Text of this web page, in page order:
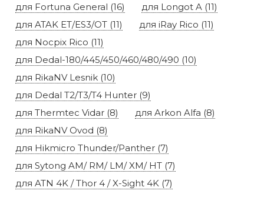
для Fortuna General (16)
для Longot A (11)
для ATAK ET/ES3/OT (11)
для iRay Rico (11)
для Nocpix Rico (11)
для Dedal-180/445/450/460/480/490 (10)
для RikaNV Lesnik (10)
для Dedal T2/T3/T4 Hunter (9)
для Thermtec Vidar (8)
для Arkon Alfa (8)
для RikaNV Ovod (8)
для Hikmicro Thunder/Panther (7)
для Sytong AM/ RM/ LM/ XM/ HT (7)
для ATN 4K / Thor 4 / X-Sight 4K (7)